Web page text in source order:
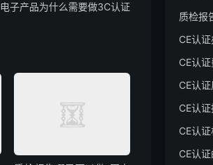
电子产品为什么需要做3C认证
质检报
CE认
CE认
CE认
CE认
CE认
CE认